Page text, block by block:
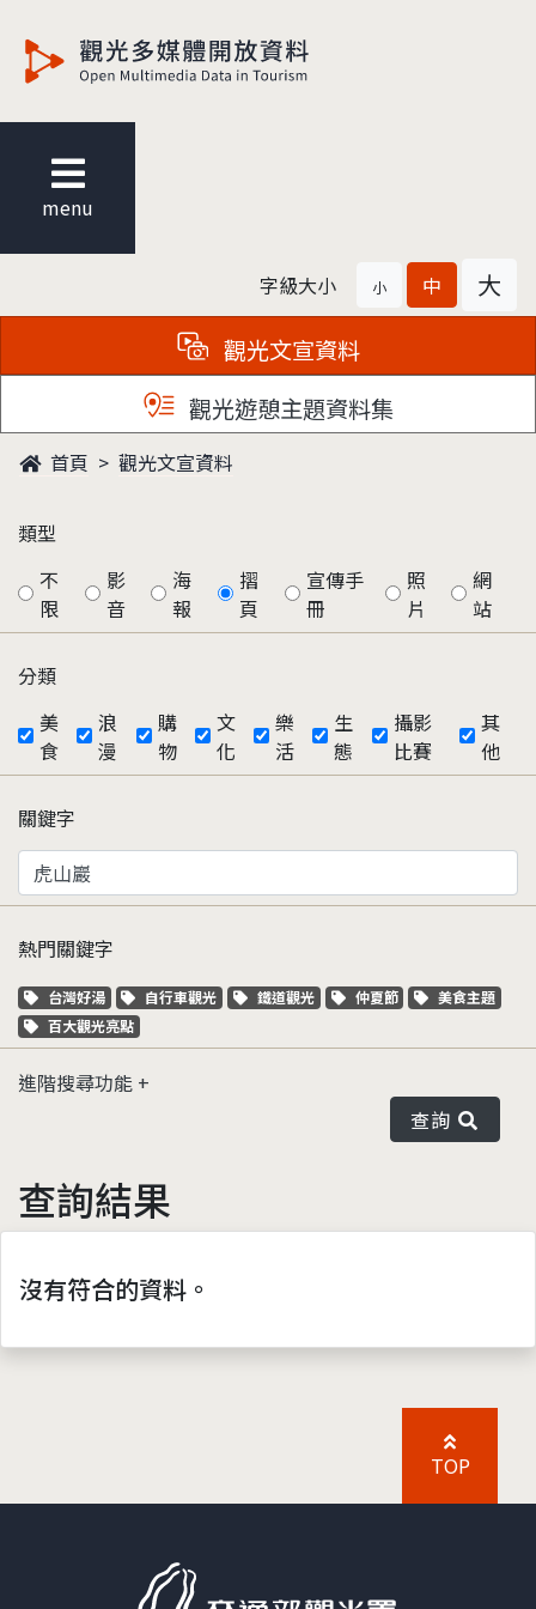
menu
字級大小 小 中 大
觀光文宣資料
觀光遊憩主題資料集
首頁 觀光文宣資料
類型
不
限
影
音
海
報
摺
頁
宣傳手
冊
照
片
網
站
分類
美
食
浪
漫
購
物
文
化
樂
活
生
態
攝影
比賽
其
他
關鍵字
熱門關鍵字
關鍵字標籤
台灣好湯 關鍵字標籤
自行車觀光 關鍵字標籤
鐵道觀光 關鍵字標籤
仲夏節 關鍵字標籤
美食主題
關鍵字標籤
百大觀光亮點
進階搜尋功能
查詢
查詢結果
沒有符合的資料。
TOP